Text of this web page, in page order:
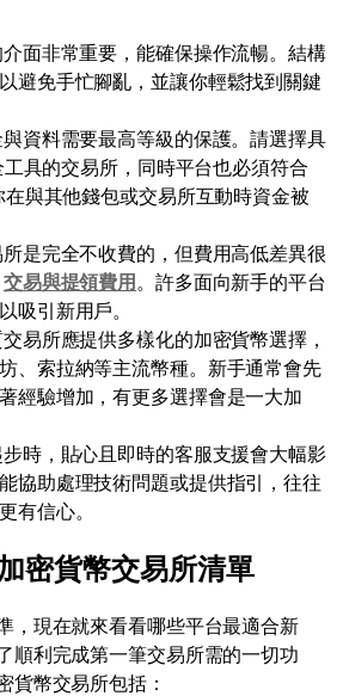
面非常重要，能確保操作流暢。結構
避免手忙腳亂，並讓你輕鬆找到關鍵
資料需要最高等級的保護。請選擇具
具的交易所，同時平台也必須符合
與其他錢包或交易所互動時資金被
是完全不收費的，但費用高低差異很
交易與提領費用 。許多面向新手的平台
吸引新用戶。
易所應提供多樣化的加密貨幣選擇，
、索拉納等主流幣種。新手通常會先
經驗增加，有更多選擇會是一大加
時，貼心且即時的客服支援會大幅影
協助處理技術問題或提供指引，往往
有信心。
密貨幣交易所清單
，現在就來看看哪些平台最適合新
順利完成第一筆交易所需的一切功
貨幣交易所包括：